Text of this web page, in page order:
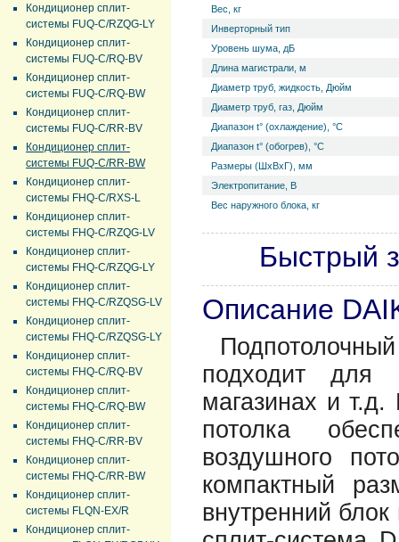
Кондиционер сплит-
системы FUQ-C/RZQG-LY
Кондиционер сплит-
системы FUQ-C/RQ-BV
Кондиционер сплит-
системы FUQ-C/RQ-BW
Кондиционер сплит-
системы FUQ-C/RR-BV
Кондиционер сплит-
системы FUQ-C/RR-BW
Кондиционер сплит-
системы FHQ-C/RXS-L
Кондиционер сплит-
системы FHQ-C/RZQG-LV
Кондиционер сплит-
системы FHQ-C/RZQG-LY
Кондиционер сплит-
системы FHQ-C/RZQSG-LV
Кондиционер сплит-
системы FHQ-C/RZQSG-LY
Кондиционер сплит-
системы FHQ-C/RQ-BV
Кондиционер сплит-
системы FHQ-C/RQ-BW
Кондиционер сплит-
системы FHQ-C/RR-BV
Кондиционер сплит-
системы FHQ-C/RR-BW
Кондиционер сплит-
системы FLQN-EX/R
Кондиционер сплит-
Вес, кг
Инверторный тип
Уровень ш­ума, дБ
Длина магистрали, м
Диаметр труб, жидкость, Дюйм
Диаметр труб, газ, Дюйм
Диапазон t° (охлаждение), °С
Диапазон t° (обогрев), °С
Размеры (ШхВхГ), мм
Электропитание, В
Вес наружного блока, кг
Быстрый
Описание
подходит для
магазинах и
потолка
воздушного
компактный
внутренний